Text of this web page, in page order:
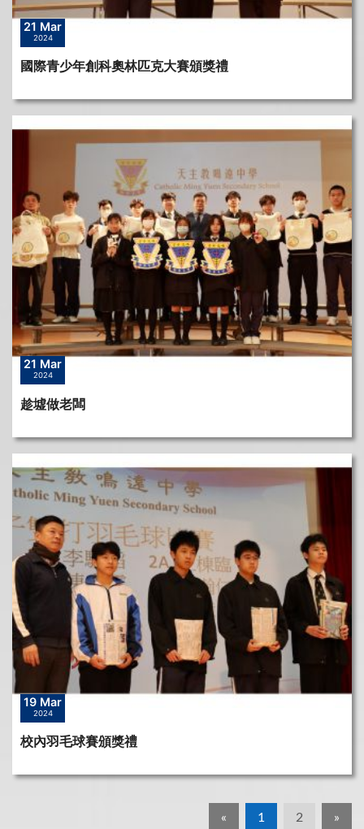
21 Mar
2024
國際青少年創科奧林匹克大賽頒獎禮
21 Mar
2024
趁墟做老闆
19 Mar
2024
校內羽毛球賽頒獎禮
« 1 2 »